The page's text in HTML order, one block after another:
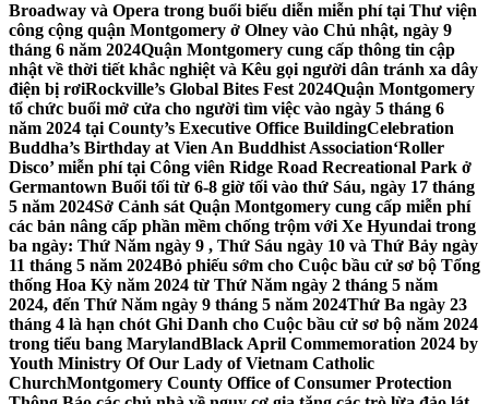
Broadway và Opera trong buổi biểu diễn miễn phí tại Thư viện
công cộng quận Montgomery ở Olney vào Chủ nhật, ngày 9
tháng 6 năm 2024Quận Montgomery cung cấp thông tin cập
nhật về thời tiết khắc nghiệt và Kêu gọi người dân tránh xa dây
điện bị rơiRockville’s Global Bites Fest 2024Quận Montgomery
tổ chức buổi mở cửa cho người tìm việc vào ngày 5 tháng 6
năm 2024 tại County’s Executive Office BuildingCelebration
Buddha’s Birthday at Vien An Buddhist Association‘Roller
Disco’ miễn phí tại Công viên Ridge Road Recreational Park ở
Germantown Buổi tối từ 6-8 giờ tối vào thứ Sáu, ngày 17 tháng
5 năm 2024Sở Cảnh sát Quận Montgomery cung cấp miễn phí
các bản nâng cấp phần mềm chống trộm với Xe Hyundai trong
ba ngày: Thứ Năm ngày 9 , Thứ Sáu ngày 10 và Thứ Bảy ngày
11 tháng 5 năm 2024Bỏ phiếu sớm cho Cuộc bầu cử sơ bộ Tổng
thống Hoa Kỳ năm 2024 từ Thứ Năm ngày 2 tháng 5 năm
2024, đến Thứ Năm ngày 9 tháng 5 năm 2024Thứ Ba ngày 23
tháng 4 là hạn chót Ghi Danh cho Cuộc bầu cử sơ bộ năm 2024
trong tiểu bang MarylandBlack April Commemoration 2024 by
Youth Ministry Of Our Lady of Vietnam Catholic
ChurchMontgomery County Office of Consumer Protection